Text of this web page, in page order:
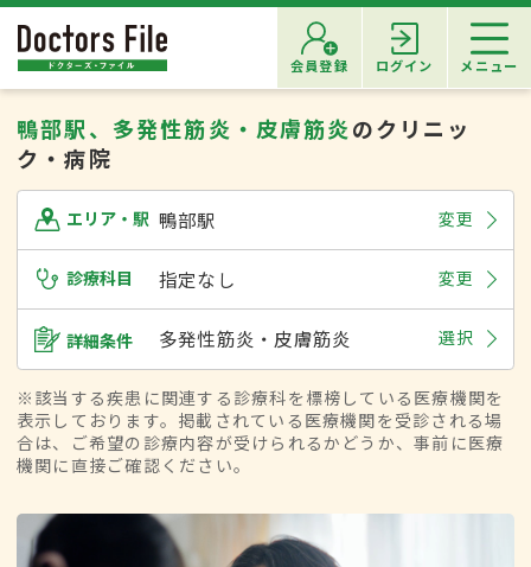
会員登録 ログイン メニュー
鴨部駅、多発性筋炎・皮膚筋炎のクリニッ
ク・病院
エリア・駅 鴨部駅 変更
診療科目 指定なし 変更
詳細条件 多発性筋炎・皮膚筋炎 選択
※該当する疾患に関連する診療科を標榜している医療機関を
表示しております。掲載されている医療機関を受診される場
合は、ご希望の診療内容が受けられるかどうか、事前に医療
機関に直接ご確認ください。